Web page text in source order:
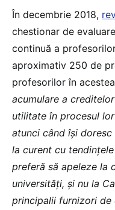
În decembrie 2018,
chestionar de
continuă a
aproximativ 250 de
profesorilor în
acumulare a
utilitate în procesul
atunci când își
la curent cu
preferă să apeleze la
universități, și nu la
principalii furnizori de